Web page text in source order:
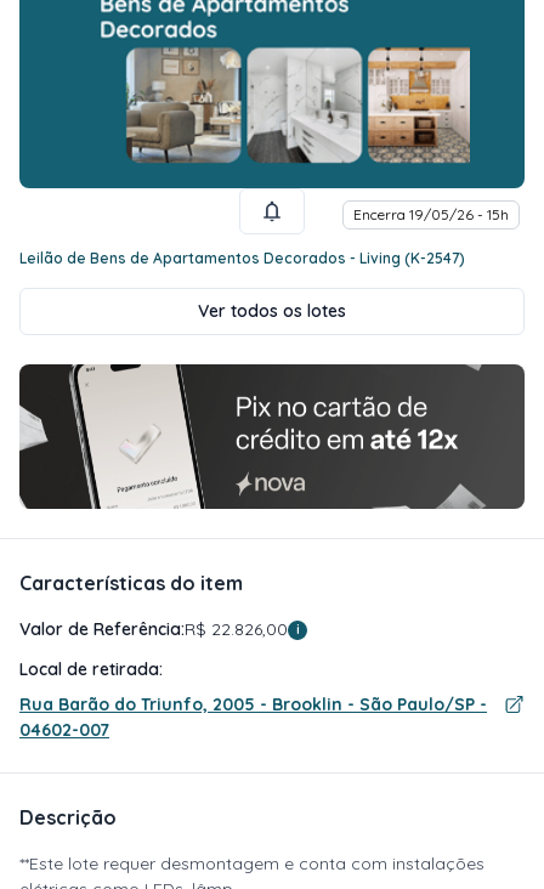
Encerra 19/05/26 - 15h
Leilão de Bens de Apartamentos Decorados - Living (K-2547)
Ver todos os lotes
Características do item
Valor de Referência:R$ 22.826,00 i
Local de retirada:
Rua Barão do Triunfo, 2005 - Brooklin - São Paulo/SP -
04602-007
Descrição
**Este lote requer desmontagem e conta com instalações